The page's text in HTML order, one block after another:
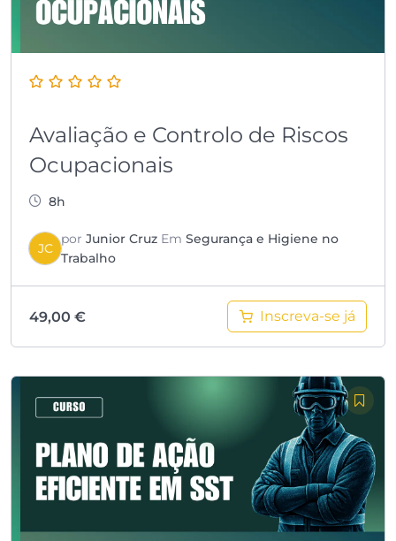
Avaliação e Controlo de Riscos
Ocupacionais
8h
JC
por Junior Cruz Em Segurança e Higiene no
Trabalho
49,00 € Inscreva-se já